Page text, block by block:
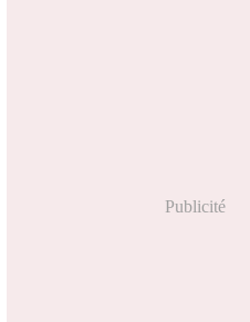
Publicité